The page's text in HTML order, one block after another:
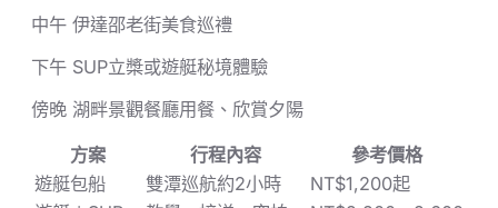
中午 伊達邵老街美食巡禮
下午 SUP立槳或遊艇秘境體驗
傍晚 湖畔景觀餐廳用餐、欣賞夕陽
方案 行程內容
參考價格
遊艇包船
雙潭巡航約2小時
NT$1,200起